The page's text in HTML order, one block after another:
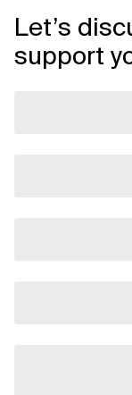
Let’s
support